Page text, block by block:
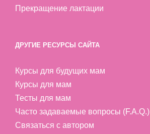
Прекращение лактации
ДРУГИЕ РЕСУРСЫ САЙТА
Курсы для будущих мам
Курсы для мам
Тесты для мам
Часто задаваемые вопросы (F.A.Q.)
Связаться с автором